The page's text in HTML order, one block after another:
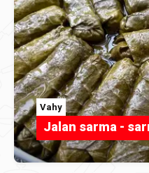
Vahy
Jalan sarma -